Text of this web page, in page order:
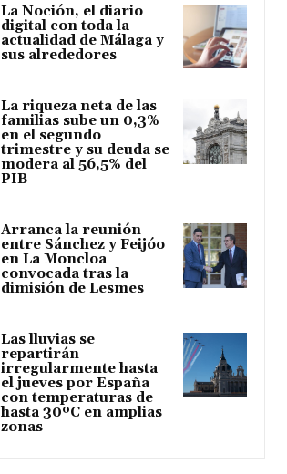
La Noción, el diario
digital con toda la
actualidad de Málaga y
sus alrededores
La riqueza neta de las
familias sube un 0,3%
en el segundo
trimestre y su deuda se
modera al 56,5% del
PIB
Arranca la reunión
entre Sánchez y Feijóo
en La Moncloa
convocada tras la
dimisión de Lesmes
Las lluvias se
repartirán
irregularmente hasta
el jueves por España
con temperaturas de
hasta 30ºC en amplias
zonas